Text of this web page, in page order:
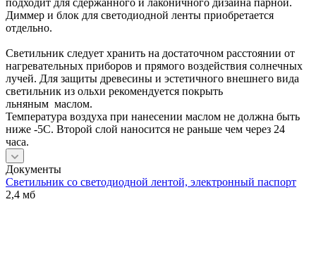
Диммер и блок для светодиодной ленты приобретается
отдельно.
Светильник следует хранить на достаточном расстоянии от
нагревательных приборов и прямого воздействия солнечных
лучей. Для защиты древесины и эстетичного внешнего вида
светильник из ольхи рекомендуется покрыть
льняным маслом.
Температура воздуха при нанесении маслом не должна быть
ниже -5С. Второй слой наносится не раньше чем через 24
часа.
Документы
Светильник со светодиодной лентой, электронный паспорт
2,4 мб